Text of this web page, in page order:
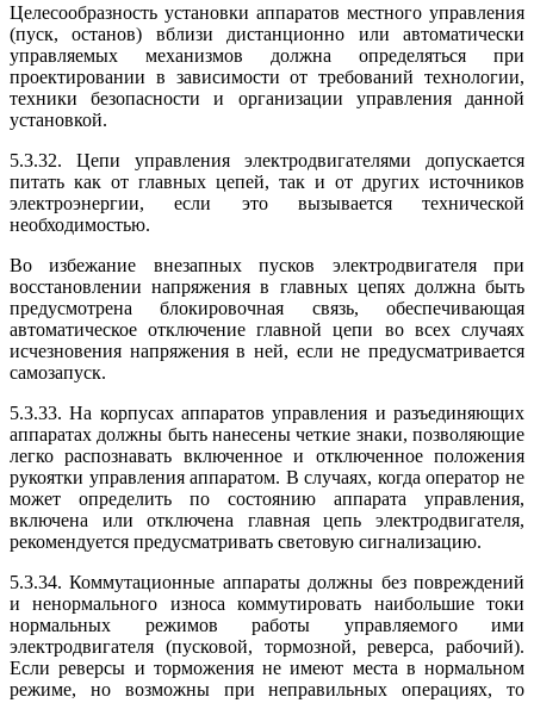
Целесообразность установки аппаратов местного управления
(пуск, останов) вблизи дистанционно или автоматически
управляемых механизмов должна определяться при
проектировании в зависимости от требований технологии,
техники безопасности и организации управления данной
установкой.
5.3.32. Цепи управления электродвигателями допускается
питать как от главных цепей, так и от других источников
электроэнергии, если это вызывается технической
необходимостью.
Во избежание внезапных пусков электродвигателя при
восстановлении напряжения в главных цепях должна быть
предусмотрена блокировочная связь, обеспечивающая
автоматическое отключение главной цепи во всех случаях
исчезновения напряжения в ней, если не предусматривается
самозапуск.
5.3.33. На корпусах аппаратов управления и разъединяющих
аппаратах должны быть нанесены четкие знаки, позволяющие
легко распознавать включенное и отключенное положения
рукоятки управления аппаратом. В случаях, когда оператор не
может определить по состоянию аппарата управления,
включена или отключена главная цепь электродвигателя,
рекомендуется предусматривать световую сигнализацию.
5.3.34. Коммутационные аппараты должны без повреждений
и ненормального износа коммутировать наибольшие токи
нормальных режимов работы управляемого ими
электродвигателя (пусковой, тормозной, реверса, рабочий).
Если реверсы и торможения не имеют места в нормальном
режиме, но возможны при неправильных операциях, то